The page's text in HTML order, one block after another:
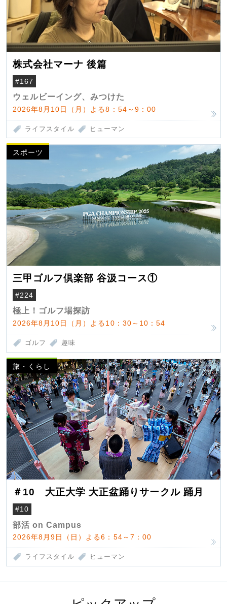
株式会社マーナ 後篇
#167
ウェルビーイング、みつけた
2026年8月10日（月）よる8：54～9：00
ライフスタイル ヒューマン
スポーツ
三甲ゴルフ倶楽部 谷汲コース①
#224
極上！ゴルフ場探訪
2026年8月10日（月）よる10：30～10：54
ゴルフ 趣味
旅・くらし
＃10 大正大学 大正盆踊りサークル 踊月
#10
部活 on Campus
2026年8月9日（日）よる6：54～7：00
ライフスタイル ヒューマン